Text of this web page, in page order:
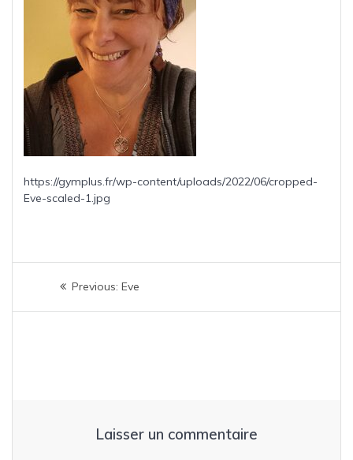
https://gymplus.fr/wp-content/uploads/2022/06/cropped-
Eve-scaled-1.jpg
Navigation
de
Previous: Previous
Eve
Laisser un commentaire